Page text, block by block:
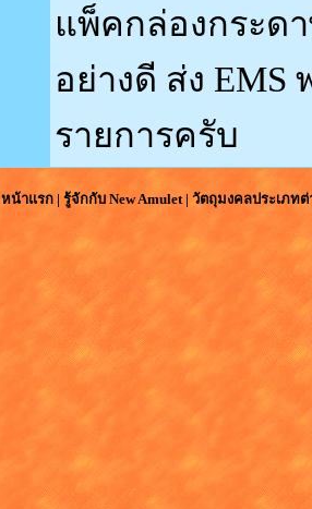
แพ็คกล่องกระด
อย่างดี ส่ง
รายการครับ
หน้าแรก | รู้จักกับ New Amulet | วัตถุมงคลประเภทต่